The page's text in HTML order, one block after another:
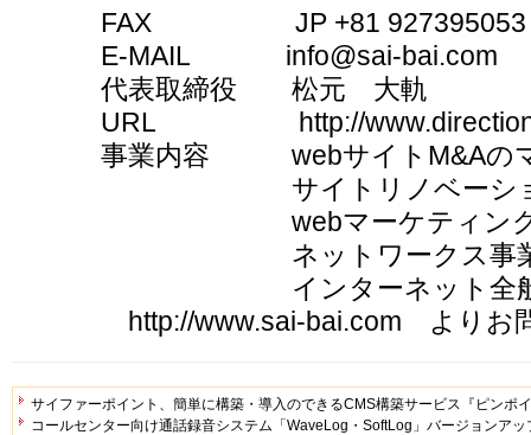
FAX JP +81 927395053
E-MAIL info@sai-bai.com
代表取締役 松元 大軌
URL http://www.direction-
事業内容 webサイトM&Aのマ
サイトリノベーション&
webマーケティング
ネットワークス事
インターネット全般に
http://www.sai-bai.com よりお
サイファーポイント、簡単に構築・導入のできるCMS構築サービス『ピンポ
コールセンター向け通話録音システム「WaveLog・SoftLog」バージョンアッ